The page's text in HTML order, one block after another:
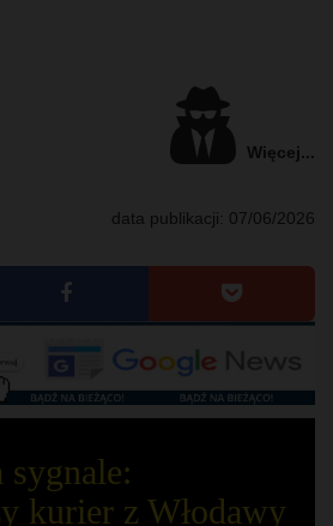
Więcej...
data publikacji: 07/06/2026
sygnale:
kurier z Włodawy